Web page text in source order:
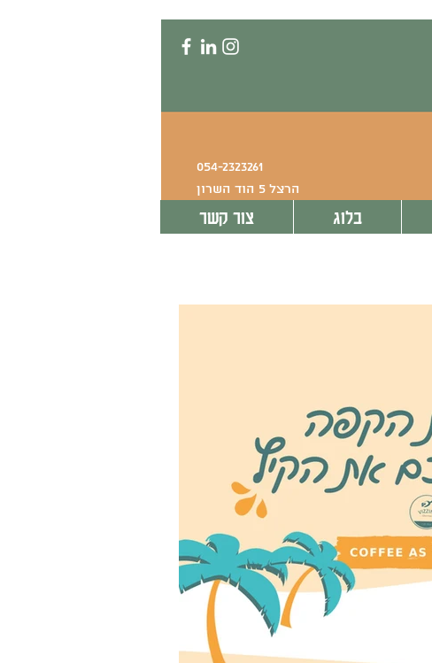
054-2323261
הרצל 5 הוד השרון
בלוג צור קשר